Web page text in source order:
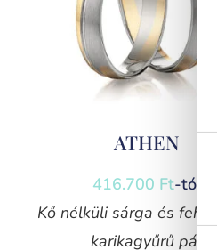
ATHEN
416.700 Ft-tól
Kő nélküli sárga és
karikagyűrű pár